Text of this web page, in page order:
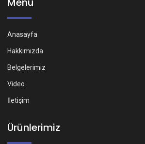
Anasayfa
Hakkımızda
Belgelerimiz
Video
İletişim
Ürünlerimiz